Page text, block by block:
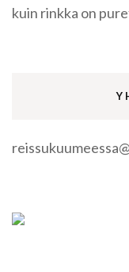
kuin rinkka on